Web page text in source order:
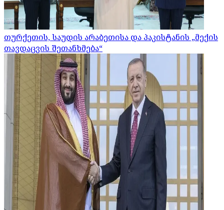
თურქეთის, საუდის არაბეთისა და პაკისტანის „მექის
თავდაცვის შეთანხმება“